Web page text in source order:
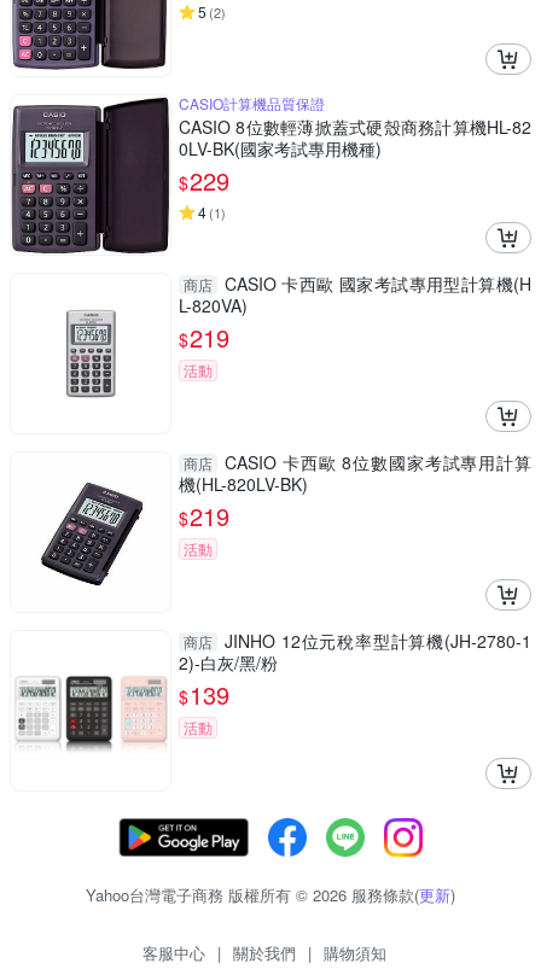
5 (2)
CASIO計算機品質保證
CASIO 8位數輕薄掀蓋式硬殼商務計算機HL-82
0LV-BK(國家考試專用機種)
$229
4(1)
商店 CASIO 卡西歐 國家考試專用型計算機(H
L-820VA)
$219
活動
商店 CASIO 卡西歐 8位數國家考試專用計算
機(HL-820LV-BK)
$219
活動
商店 JINHO 12位元稅率型計算機(JH-2780-1
2)-白灰/黑/粉
$139
活動
Yahoo台灣電子商務 版權所有 © 2026 服務條款(更新)
客服中心 | 關於我們 | 購物須知